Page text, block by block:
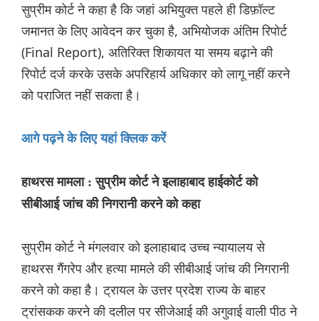
सुप्रीम कोर्ट ने कहा है कि जहां अभियुक्त पहले ही डिफ़ॉल्ट
जमानत के लिए आवेदन कर चुका है, अभियोजक अंतिम रिपोर्ट
(Final Report), अतिरिक्त शिकायत या समय बढ़ाने की
रिपोर्ट दर्ज करके उसके अपरिहार्य अधिकार को लागू नहीं करने
को पराजित नहीं सकता है।
आगे पढ़ने के लिए यहां क्लिक करें
हाथरस मामला : सुप्रीम कोर्ट ने इलाहाबाद हाईकोर्ट को
सीबीआई जांच की निगरानी करने को कहा
सुप्रीम कोर्ट ने मंगलवार को इलाहाबाद उच्च न्यायालय से
हाथरस गैंगरेप और हत्या मामले की सीबीआई जांच की निगरानी
करने को कहा है। ट्रायल के उत्तर प्रदेश राज्य के बाहर
ट्रांसकक करने की दलील पर सीजेआई की अगुवाई वाली पीठ ने